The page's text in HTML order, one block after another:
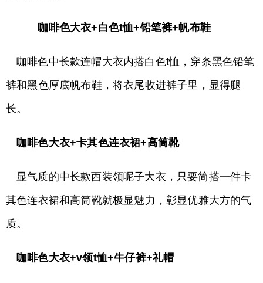
咖啡色大衣+白色t恤+铅笔裤+帆布鞋
咖啡色中长款连帽大衣内搭白色t恤，穿条黑色铅笔
裤和黑色厚底帆布鞋，将衣尾收进裤子里，显得腿
长。
咖啡色大衣+卡其色连衣裙+高筒靴
显气质的中长款西装领呢子大衣，只要简搭一件卡
其色连衣裙和高筒靴就极显魅力，彰显优雅大方的气
质。
咖啡色大衣+v领t恤+牛仔裤+礼帽